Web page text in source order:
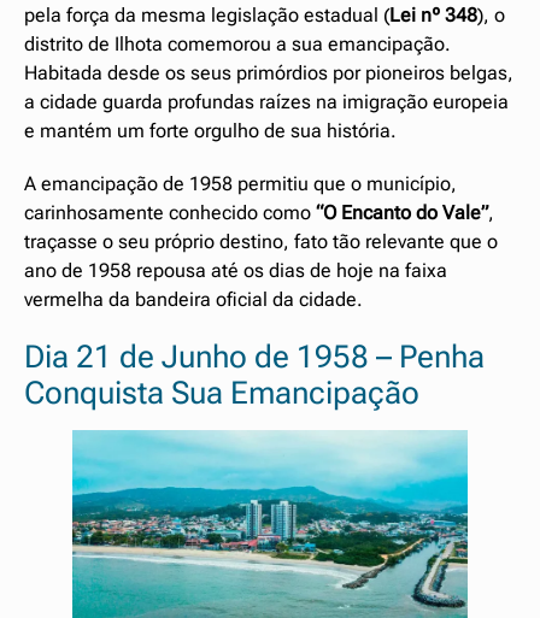
pela força da mesma legislação estadual (Lei nº 348), o
distrito de Ilhota comemorou a sua emancipação.
Habitada desde os seus primórdios por pioneiros belgas,
a cidade guarda profundas raízes na imigração europeia
e mantém um forte orgulho de sua história.
A emancipação de 1958 permitiu que o município,
carinhosamente conhecido como “O Encanto do Vale”,
traçasse o seu próprio destino, fato tão relevante que o
ano de 1958 repousa até os dias de hoje na faixa
vermelha da bandeira oficial da cidade.
Dia 21 de Junho de 1958 – Penha
Conquista Sua Emancipação